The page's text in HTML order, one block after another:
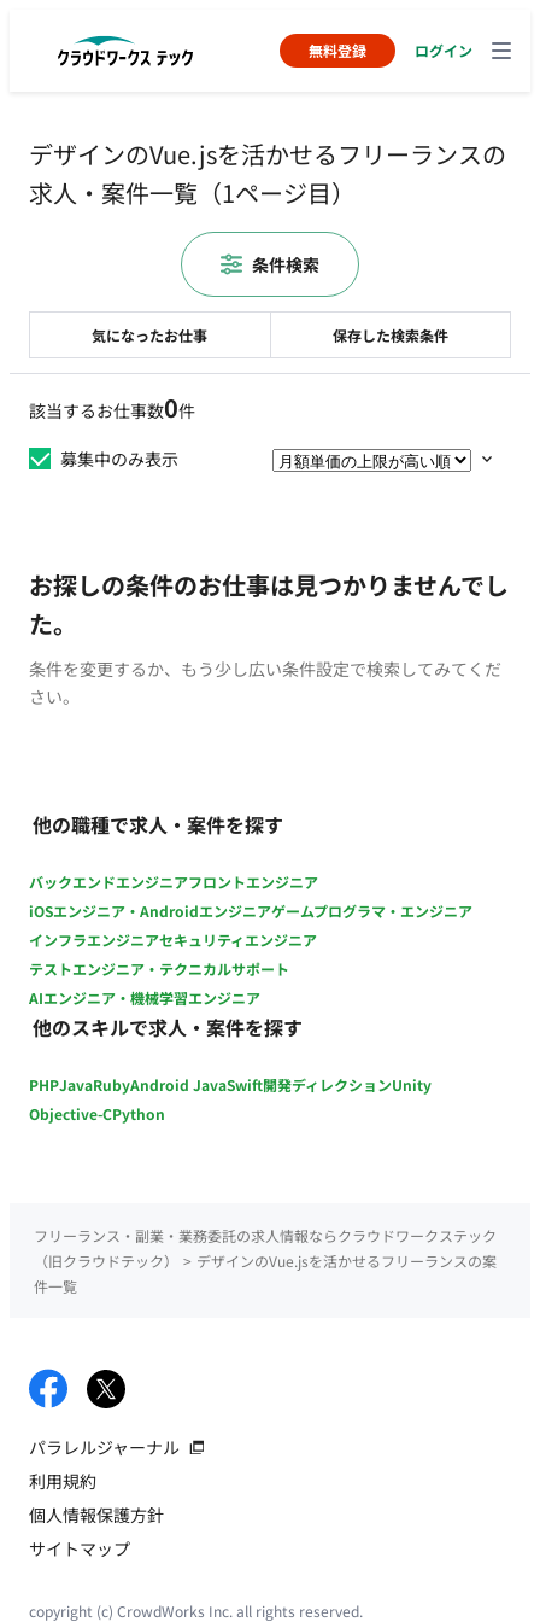
無料登録 ログイン
デザインのVue.jsを活かせるフリーランスの
求人・案件一覧（1ページ目）
該当するお仕事数0件
募集中のみ表示
お探しの条件のお仕事は見つかりませんでし
た。
条件を変更するか、もう少し広い条件設定で検索してみてくだ
さい。
他の職種で求人・案件を探す
バックエンドエンジニアフロントエンジニア
iOSエンジニア・Androidエンジニアゲームプログラマ・エンジニア
インフラエンジニアセキュリティエンジニア
テストエンジニア・テクニカルサポート
AIエンジニア・機械学習エンジニア
他のスキルで求人・案件を探す
PHPJavaRubyAndroid JavaSwift開発ディレクションUnity
Objective-CPython
気になったお仕事 保存した検索条件
条件検索
フリーランス・副業・業務委託の求人情報ならクラウドワークステック
（旧クラウドテック）
> デザインのVue.jsを活かせるフリーランスの案
件一覧
パラレルジャーナル
利用規約
個人情報保護方針
サイトマップ
copyright (c) CrowdWorks Inc. all rights reserved.